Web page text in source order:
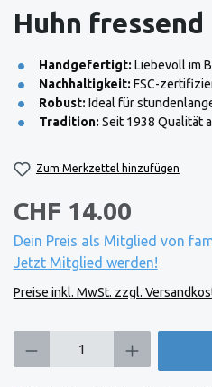
Huhn fressend
Handgefertigt: Liebevoll im
Nachhaltigkeit: FSC-
Robust: Ideal für
Tradition: Seit 1938 Qualität
Zum Merkzettel hinzufügen
CHF 14.00
Dein Preis als Mitglied von
Jetzt Mitglied werden!
Preise inkl. MwSt. zzgl.